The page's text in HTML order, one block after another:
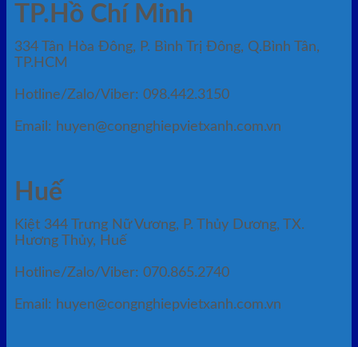
TP.Hồ Chí Minh
334 Tân Hòa Đông, P. Bình Trị Đông, Q.Bình Tân,
TP.HCM
Hotline/Zalo/Viber: 098.442.3150
Email: huyen@congnghiepvietxanh.com.vn
Huế
Kiệt 344 Trưng Nữ Vương, P. Thủy Dương, TX.
Hương Thủy, Huế
Hotline/Zalo/Viber: 070.865.2740
Email: huyen@congnghiepvietxanh.com.vn